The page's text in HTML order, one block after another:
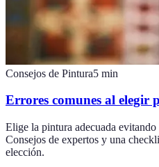
Consejos de Pintura5 min
Errores comunes al elegir
Elige la pintura adecuada evitando
Consejos de expertos y una
elección.